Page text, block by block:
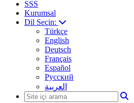
SSS
Kurumsal
Dil Seçin:
Türkçe
English
Deutsch
Français
Español
Русский
العربية